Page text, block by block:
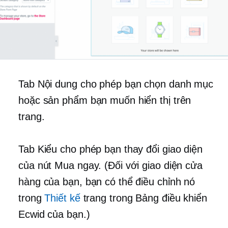
Tab Nội dung cho phép bạn chọn danh mục
hoặc sản phẩm bạn muốn hiển thị trên
trang.
Tab Kiểu cho phép bạn thay đổi giao diện
của nút Mua ngay. (Đối với giao diện cửa
hàng của bạn, bạn có thể điều chỉnh nó
trongThiết kếtrang trong Bảng điều khiển
Ecwid của bạn.)